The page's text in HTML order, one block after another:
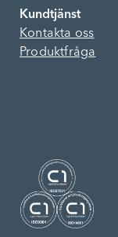
Kundtjänst
Kontakta oss
Produktfråga